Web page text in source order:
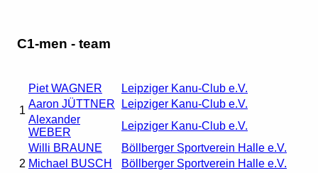
C1-men - team
1
Piet WAGNER
Leipziger Kanu-Club e.V.
Aaron JÜTTNER
Leipziger Kanu-Club e.V.
Alexander
WEBER
Leipziger Kanu-Club e.V.
2
Willi BRAUNE
Böllberger Sportverein Halle e.V.
Michael BUSCH
Böllberger Sportverein Halle e.V.